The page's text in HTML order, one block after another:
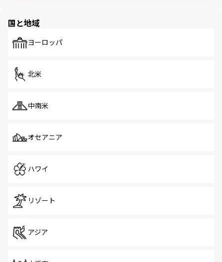
で、ホーカーズは地元の風情を楽しめる外せないスポット
国と地域
ヨーロッパ
北米
中南米
オセアニア
ハワイ
リゾート
アジア